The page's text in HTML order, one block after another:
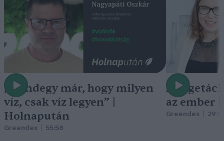
„Mindegy már, hogy milyen
víz, csak víz legyen” |
Holnapután
Greendex 55:58
A
az ember
Greendex